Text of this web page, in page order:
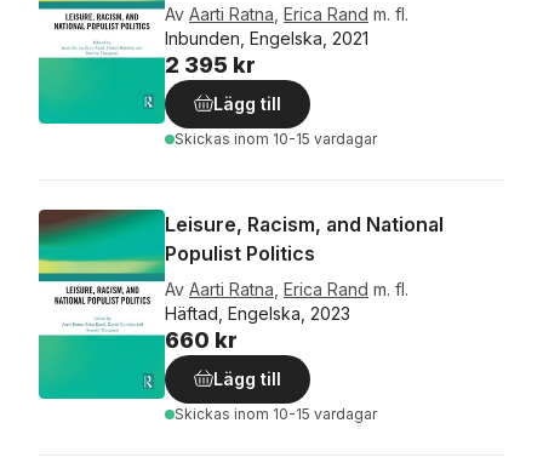
Av Aarti Ratna, Erica Rand m. fl.
Inbunden, Engelska, 2021
2 395 kr
Lägg till
Skickas inom 10-15 vardagar
Leisure, Racism, and National
Populist Politics
Av Aarti Ratna, Erica Rand m. fl.
Häftad, Engelska, 2023
660 kr
Lägg till
Skickas inom 10-15 vardagar